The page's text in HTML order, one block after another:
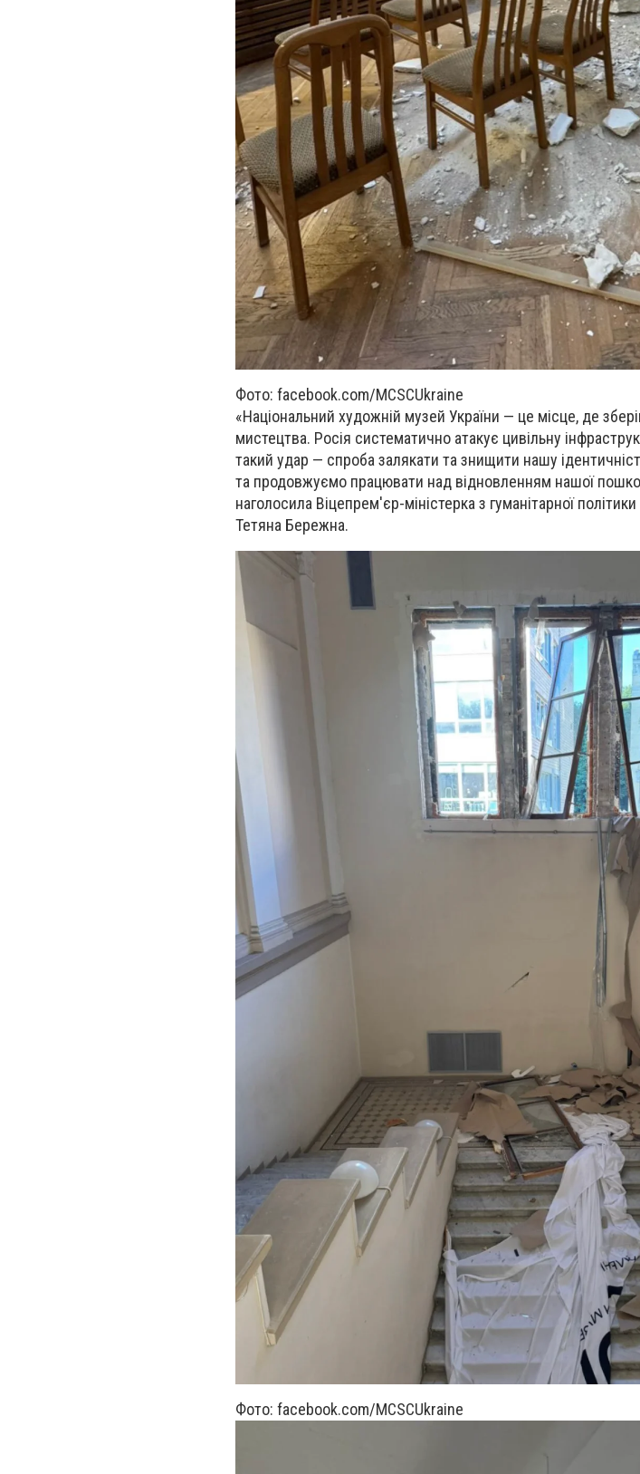
Фото: facebook.com/MCSCUkraine
«Національний художній музей України — це місце, де
мистецтва. Росія систематично атакує цивільну
такий удар — спроба залякати та знищити нашу
та продовжуємо працювати над відновленням нашої
наголосила Віцепрем'єр-міністерка з гуманітарної
Тетяна Бережна.
Фото: facebook.com/MCSCUkraine